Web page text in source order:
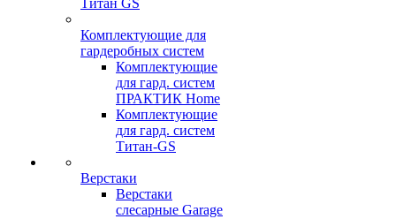
Титан GS
Комплектующие для
гардеробных систем
Комплектующие
для гард. систем
ПРАКТИК Home
Комплектующие
для гард. систем
Титан-GS
Верстаки
Верстаки
слесарные Garage